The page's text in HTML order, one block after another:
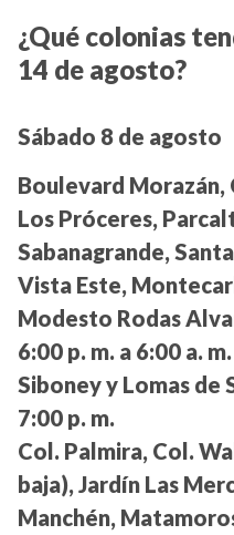
¿Qué colonias
14 de agosto?
Sábado 8 de agosto
Boulevard Morazán,
Los Próceres,
Sabanagrande,
Vista Este,
Modesto Rodas
6:00 p. m. a 6:00 a. m.
Siboney y Lomas de
7:00 p. m.
Col. Palmira, Col.
baja), Jardín Las
Manchén,